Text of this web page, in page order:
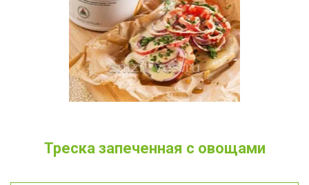
Треска запеченная с овощами